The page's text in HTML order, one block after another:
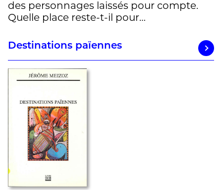
des personnages laissés pour compte.
Quelle place reste-t-il pour…
Destinations païennes